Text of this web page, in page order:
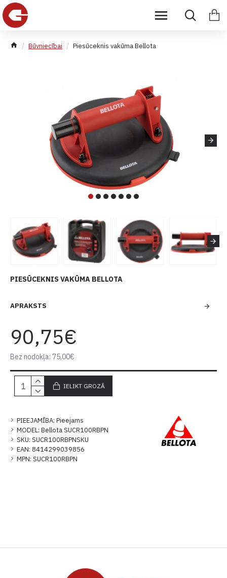
Būvniecībai Piesūceknis vakūma Bellota
PIESŪCEKNIS VAKŪMA BELLOTA
APRAKSTS
PIEEJAMĪBA: Pieejams
MODEL: Bellota SUCR100RBPN
SKU: SUCR100RBPNSKU
EAN: 8414299039856
MPN: SUCR100RBPN
90,75€
Bez nodokļa: 75,00€
IELIKT GROZĀ